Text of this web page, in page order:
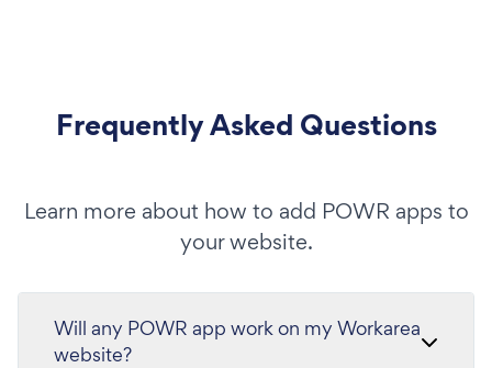
Frequently Asked Questions
Learn more about how to add POWR apps to
your website.
Will any POWR app work on my Workarea
website?